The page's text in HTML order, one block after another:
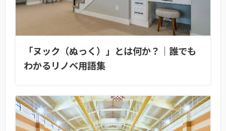
「ヌック（ぬっく）」とは何か？｜誰でも
わかるリノベ用語集